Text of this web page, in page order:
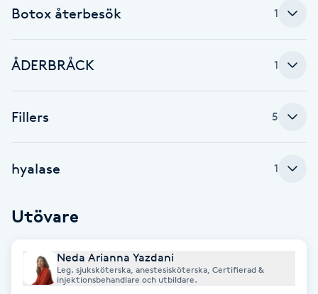
Faceliftmassage
Fettreducering
Fotsvamp
Botox återbesök 1
ÅDERBRÅCK 1
Fillers 5
hyalase 1
Utövare
Neda Arianna Yazdani
Leg. sjuksköterska, anestesisköterska, Certifierad &
injektionsbehandlare och utbildare.